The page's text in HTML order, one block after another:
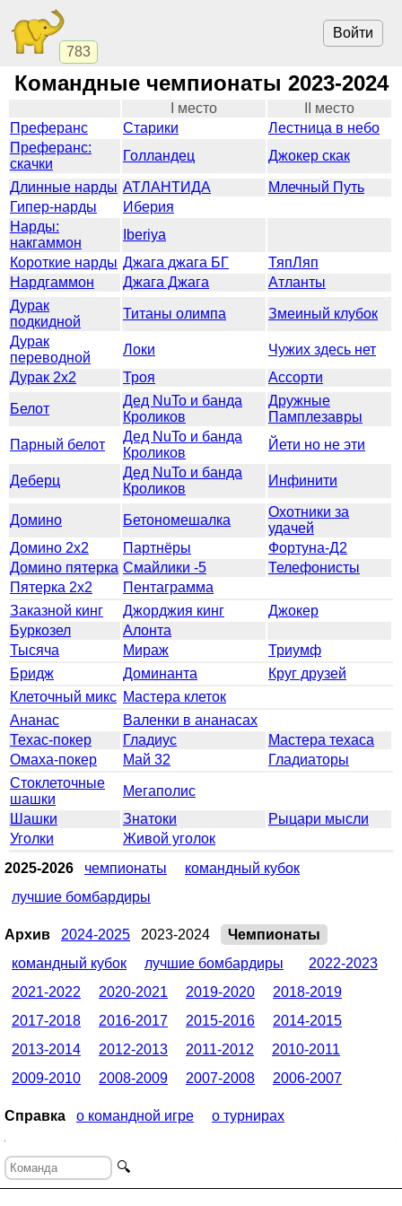
783
Войти
Командные чемпионаты 2023-2024
I место
II место
Преферанс
Старики
Лестница в небо
Преферанс:
скачки
Голландец Джокер скак
Длинные нарды АТЛАНТИДА
Млечный Путь
Гипер-нарды
Иберия
Нарды:
накгаммон
Iberiya
Короткие нарды Джага джага БГ
ТяпЛяп
Нардгаммон
Джага Джага
Атланты
Дурак
подкидной
Титаны олимпа
Змеиный клубок
Дурак
переводной
Локи
Чужих здесь нет
Дурак 2х2
Троя Ассорти
Белот
Дед NuTo и банда
Кроликов
Дружные
Памплезавры
Парный белот
Дед NuTo и банда
Кроликов
Йети но не эти
Деберц
Дед NuTo и банда
Кроликов
Инфинити
Домино Бетономешалка
Охотники за
удачей
Домино 2x2
Партнёры
Фортуна-Д2
Домино пятерка Смайлики -5
Телефонисты
Пятерка 2x2
Пентаграмма
Заказной кинг
Джорджия кинг
Джокер
Буркозел
Алонта
Тысяча
Мираж
Триумф
Бридж
Доминанта
Круг друзей
Клеточный микс Мастера клеток
Ананас
Валенки в ананасах
Техас-покер
Гладиус
Мастера техаса
Омаха-покер
Май 32
Гладиаторы
Стоклеточные
шашки
Мегаполис
Шашки
Знатоки
Рыцари мысли
Уголки
Живой уголок
2025-2026
чемпионаты
командный кубок
лучшие бомбардиры
Архив 2024-2025 2023-2024
Чемпионаты
командный кубок
лучшие бомбардиры
2022-2023
2021-2022
2020-2021 2019-2020
2018-2019
2017-2018
2016-2017 2015-2016
2014-2015
2013-2014
2012-2013 2011-2012
2010-2011
2009-2010
2008-2009 2007-2008 2006-2007
Справка о командной игре о турнирах
🔍